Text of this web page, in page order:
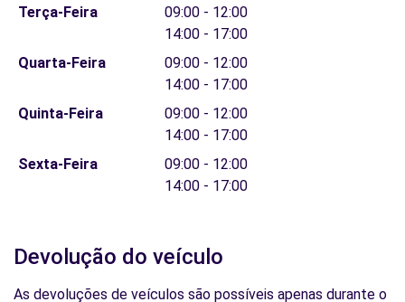
Terça-Feira
09:00 - 12:00
14:00 - 17:00
Quarta-Feira
09:00 - 12:00
14:00 - 17:00
Quinta-Feira
09:00 - 12:00
14:00 - 17:00
Sexta-Feira
09:00 - 12:00
14:00 - 17:00
Devolução do veículo
As devoluções de veículos são possíveis apenas durante o